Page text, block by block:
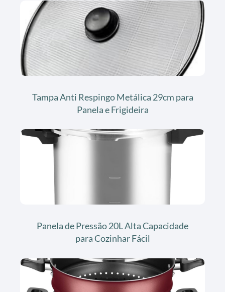
Tampa Anti Respingo Metálica 29cm para
Panela e Frigideira
Panela de Pressão 20L Alta Capacidade
para Cozinhar Fácil